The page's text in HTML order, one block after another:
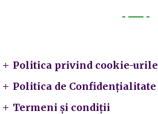
Politica privind cookie-urile
Politica de Confidențialitate
Termeni și condiții